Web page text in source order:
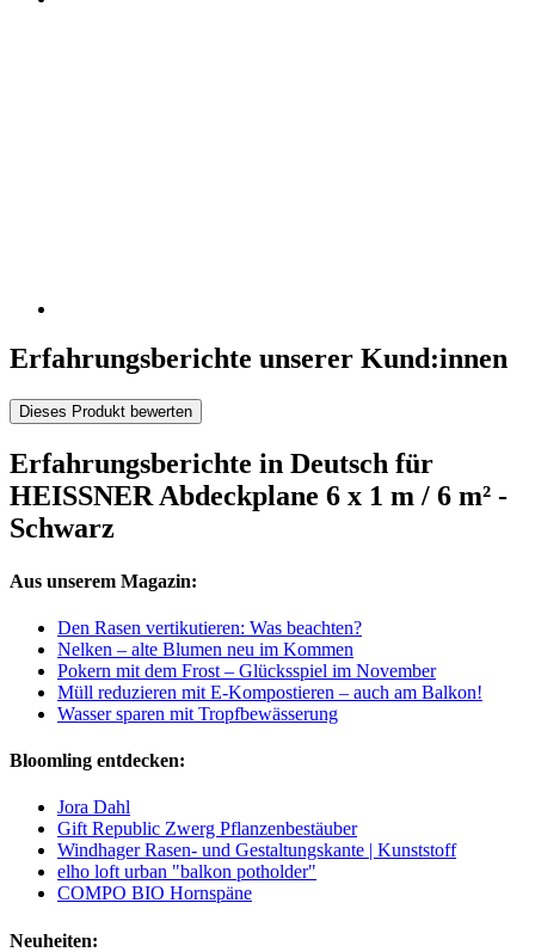
Erfahrungsberichte unserer Kund:innen
Dieses Produkt bewerten
Erfahrungsberichte in Deutsch für
HEISSNER Abdeckplane 6 x 1 m / 6 m² -
Schwarz
Aus unserem Magazin:
Den Rasen vertikutieren: Was beachten?
Nelken – alte Blumen neu im Kommen
Pokern mit dem Frost – Glücksspiel im November
Müll reduzieren mit E-Kompostieren – auch am Balkon!
Wasser sparen mit Tropfbewässerung
Bloomling entdecken:
Jora Dahl
Gift Republic Zwerg Pflanzenbestäuber
Windhager Rasen- und Gestaltungskante | Kunststoff
elho loft urban "balkon potholder"
COMPO BIO Hornspäne
Neuheiten: